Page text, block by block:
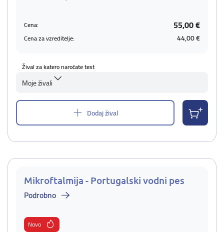
Cena: 55,00 €
Cena za vzreditelje: 44,00 €
Žival za katero naročate test
Moje živali
Dodaj žival
Mikroftalmija - Portugalski vodni pes
Podrobno
Novo